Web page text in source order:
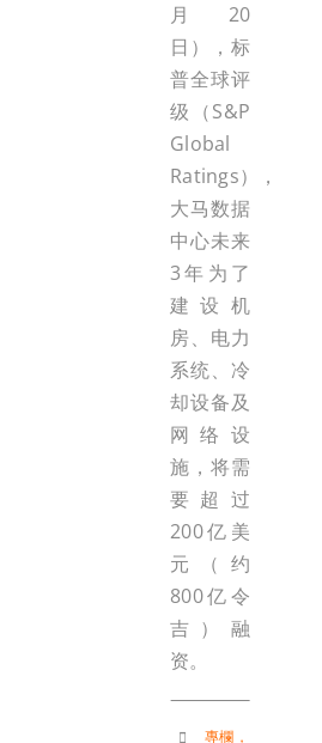
月20
日），标
普全球评
级（S&P
Global
Ratings），
大马数据
中心未来
3年为了
建设机
房、电力
系统、冷
却设备及
网络设
施，将需
要超过
200亿美
元（约
800亿令
吉）融
资。
專欄 ，